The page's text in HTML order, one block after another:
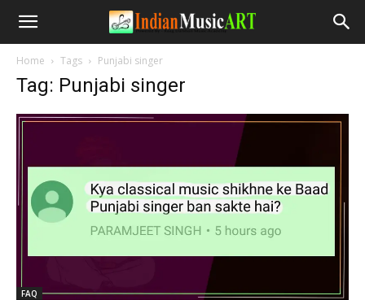
Home Tags Punjabi singer
Tag: Punjabi singer
FAQ